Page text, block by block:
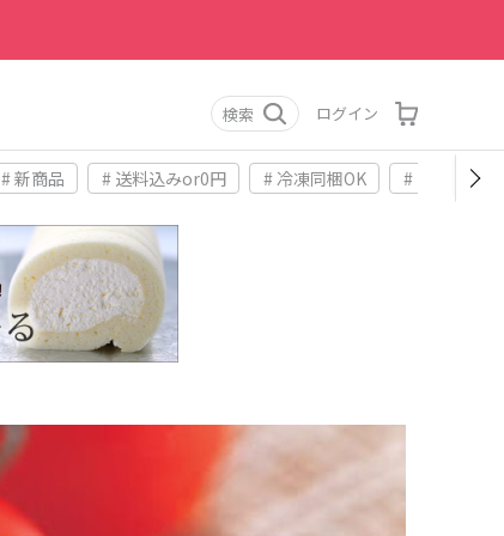
検索 ログイン
# 新商品 # 送料込みor0円 # 冷凍同梱OK # お土産